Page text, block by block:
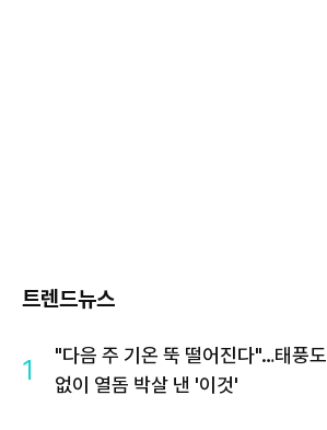
트렌드뉴스
1
"다음 주 기온 뚝 떨어진다"…태풍도
없이 열돔 박살 낸 '이것'